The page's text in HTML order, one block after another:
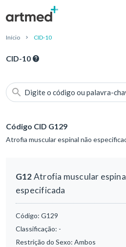
Início CID-10
CID-10
Digite o código ou palavra-
Código CID G129
Atrofia muscular espinal não
G12Atrofia muscular
especificada
Código: G129
Classificação: -
Restrição do Sexo: Ambos